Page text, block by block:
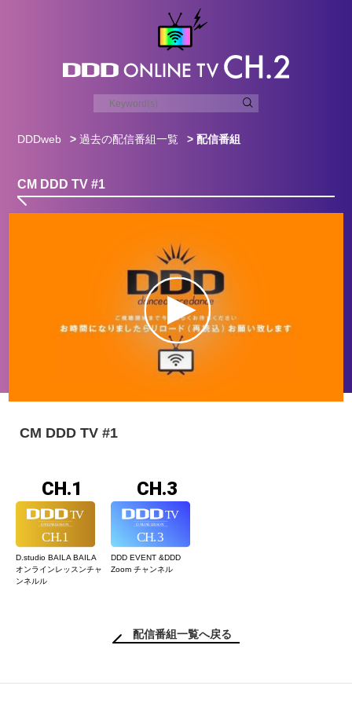
DDDweb >過去の配信番組一覧 > 配信番組
CM DDD TV #1
CM DDD TV #1
CH.1
D.studio BAILA BAILA
オンラインレッスンチャ
ンネルル
CH.3
DDD EVENT &DDD
Zoom チャンネル
配信番組一覧へ戻る